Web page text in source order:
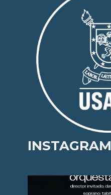
INSTAGRAM